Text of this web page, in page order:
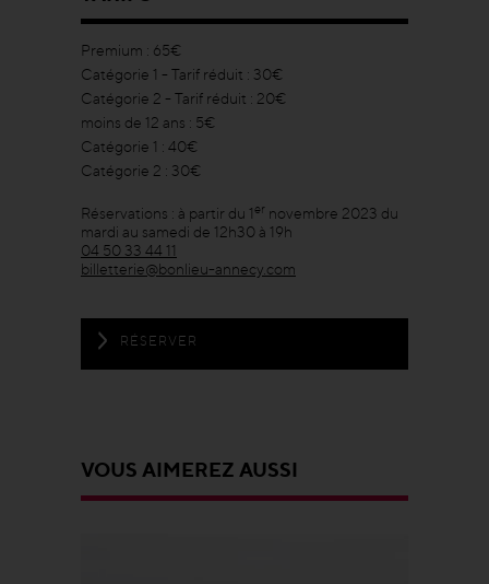
Premium : 65€
Catégorie 1 - Tarif réduit : 30€
Catégorie 2 - Tarif réduit : 20€
moins de 12 ans : 5€
Catégorie 1 : 40€
Catégorie 2 : 30€
Réservations : à partir du 1er novembre 2023 du
mardi au samedi de 12h30 à 19h
04 50 33 44 11
billetterie@bonlieu-annecy.com
RÉSERVER
VOUS AIMEREZ AUSSI